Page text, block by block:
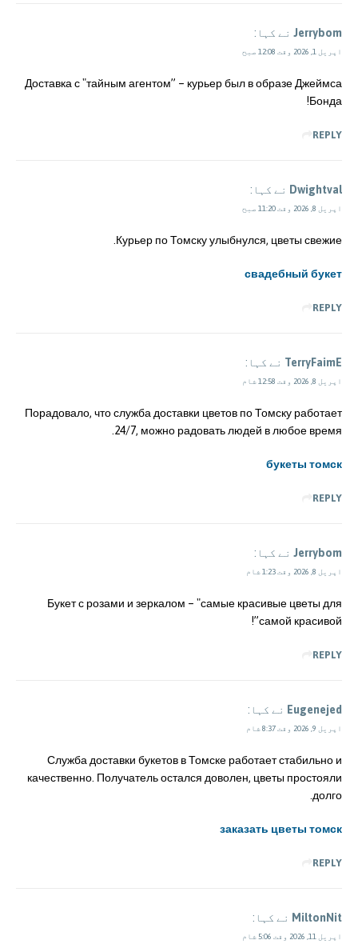
Jerrybom نے کہا:
اپریل 1, 2026 وقت 12:08 صبح
Доставка с "тайным агентом” – курьер был в образе Джеймса
Бонда!
REPLY
Dwightval نے کہا:
اپریل 8, 2026 وقت 11:20 صبح
Курьер по Томску улыбнулся, цветы свежие.
свадебный букет
REPLY
TerryFaimE نے کہا:
اپریل 8, 2026 وقت 12:58 شام
Порадовало, что служба доставки цветов по Томску работает
24/7, можно радовать людей в любое время.
букеты томск
REPLY
Jerrybom نے کہا:
اپریل 8, 2026 وقت 1:23 شام
Букет с розами и зеркалом – "самые красивые цветы для
самой красивой”!
REPLY
Eugenejed نے کہا:
اپریل 9, 2026 وقت 8:37 شام
Служба доставки букетов в Томске работает стабильно и
качественно. Получатель остался доволен, цветы простояли
долго.
заказать цветы томск
REPLY
MiltonNit نے کہا:
اپریل 11, 2026 وقت 5:06 شام